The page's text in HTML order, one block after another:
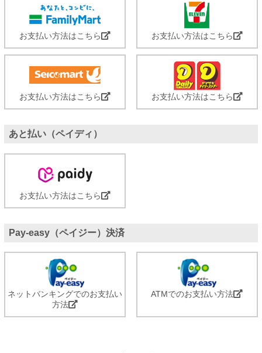
お支払い方法はこちら お支払い方法はこちら
お支払い方法はこちら お支払い方法はこちら
あと払い（ペイディ）
お支払い方法はこちら
Pay-easy（ペイジー）決済
ネットバンキングでのお支払い
方法
ATMでのお支払い方法